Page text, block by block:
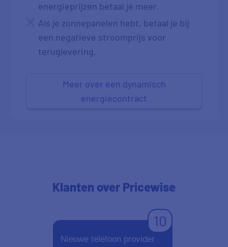
energieprijzen betaal je meer.
Als je zonnepanelen hebt, betaal je bij
een negatieve stroomprijs voor
teruglevering.
Meer over een dynamisch
energiecontract
Klanten over Pricewise
10
Nieuwe telefoon provider